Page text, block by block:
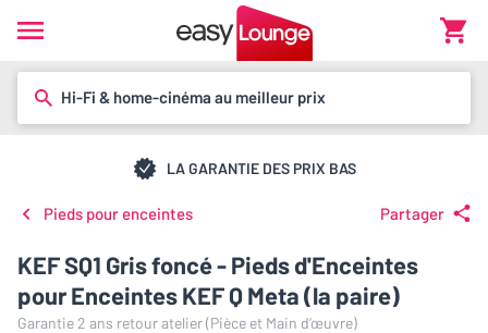
Hi-Fi & home-cinéma au meilleur prix
LA GARANTIE DES PRIX BAS
Pieds pour enceintes Partager
KEF SQ1 Gris foncé - Pieds d'Enceintes
pour Enceintes KEF Q Meta (la paire)
Garantie 2 ans retour atelier (Pièce et Main d’œuvre)